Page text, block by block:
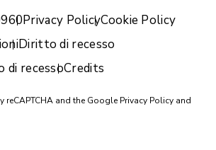
Privacy PolicyCookie Policy
Diritto di recesso
di recessoCredits
reCAPTCHA and the Google Privacy Policy and